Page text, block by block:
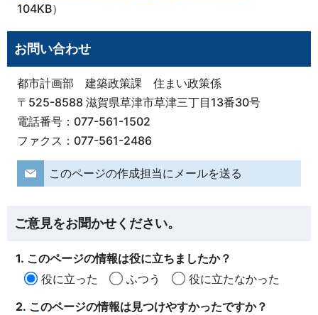
104KB）
お問い合わせ
都市計画部 建築政策課 住まい政策係
〒525-8588 滋賀県草津市草津三丁目13番30号
電話番号：077-561-1502
ファクス：077-561-2486
このページの作成担当にメールを送る
ご意見をお聞かせください。
1. このページの情報は役に立ちましたか？
役に立った
ふつう
役に立たなかった
2. このページの情報は見つけやすかったですか？